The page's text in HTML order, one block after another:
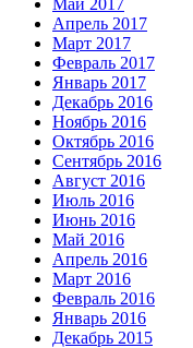
Апрель 2017
Март 2017
Февраль 2017
Январь 2017
Декабрь 2016
Ноябрь 2016
Октябрь 2016
Сентябрь 2016
Август 2016
Июль 2016
Июнь 2016
Май 2016
Апрель 2016
Март 2016
Февраль 2016
Январь 2016
Декабрь 2015